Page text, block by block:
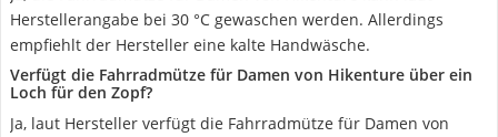
Herstellerangabe bei 30 °C gewaschen werden. Allerdings
empfiehlt der Hersteller eine kalte Handwäsche.
Verfügt die Fahrradmütze für Damen von Hikenture über ein
Loch für den Zopf?
Ja, laut Hersteller verfügt die Fahrradmütze für Damen von